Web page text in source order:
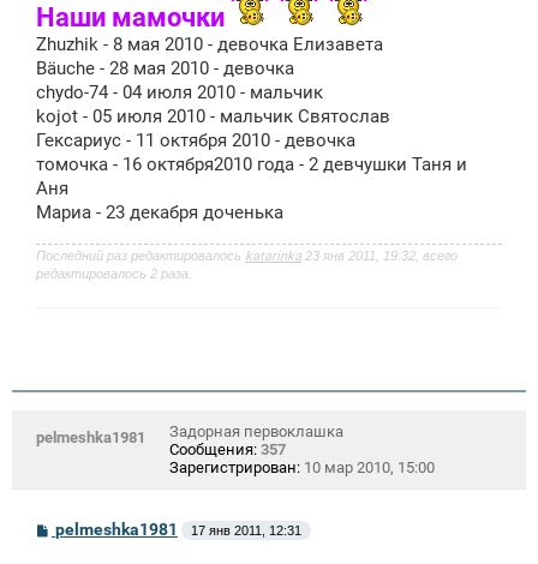
Наши мамочки
Zhuzhik - 8 мая 2010 - девочка Елизавета
Bäuche - 28 мая 2010 - девочка
chydo-74 - 04 июля 2010 - мальчик
kojot - 05 июля 2010 - мальчик Святослав
Гексариус - 11 октября 2010 - девочка
томочка - 16 октября2010 года - 2 девчушки Таня и
Аня
Мариа - 23 декабря доченька
Последний раз редактировалось katarinka 23 янв 2011, 19:32, всего
редактировалось 2 раза.
pelmeshka1981
Задорная первоклашка
Сообщения: 357
Зарегистрирован: 10 мар 2010, 15:00
С
о
pelmeshka1981 17 янв 2011, 12:31